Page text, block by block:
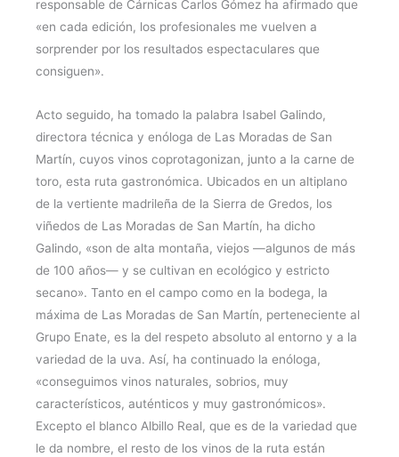
responsable de Cárnicas Carlos Gómez ha afirmado que
«en cada edición, los profesionales me vuelven a
sorprender por los resultados espectaculares que
consiguen».
Acto seguido, ha tomado la palabra Isabel Galindo,
directora técnica y enóloga de Las Moradas de San
Martín, cuyos vinos coprotagonizan, junto a la carne de
toro, esta ruta gastronómica. Ubicados en un altiplano
de la vertiente madrileña de la Sierra de Gredos, los
viñedos de Las Moradas de San Martín, ha dicho
Galindo, «son de alta montaña, viejos ―algunos de más
de 100 años― y se cultivan en ecológico y estricto
secano». Tanto en el campo como en la bodega, la
máxima de Las Moradas de San Martín, perteneciente al
Grupo Enate, es la del respeto absoluto al entorno y a la
variedad de la uva. Así, ha continuado la enóloga,
«conseguimos vinos naturales, sobrios, muy
característicos, auténticos y muy gastronómicos».
Excepto el blanco Albillo Real, que es de la variedad que
le da nombre, el resto de los vinos de la ruta están